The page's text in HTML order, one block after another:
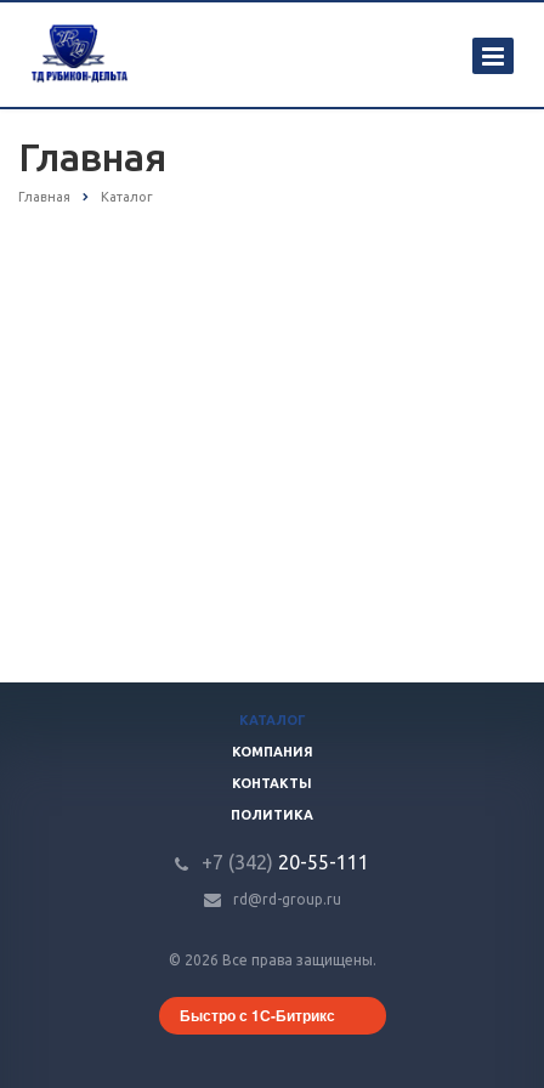
Главная
Главная Каталог
© 2026 Все права защищены.
Быстро с 1С-Битрикс
КАТАЛОГ
КОМПАНИЯ
КОНТАКТЫ
ПОЛИТИКА
+7 (342) 20-55-111
rd@rd-group.ru